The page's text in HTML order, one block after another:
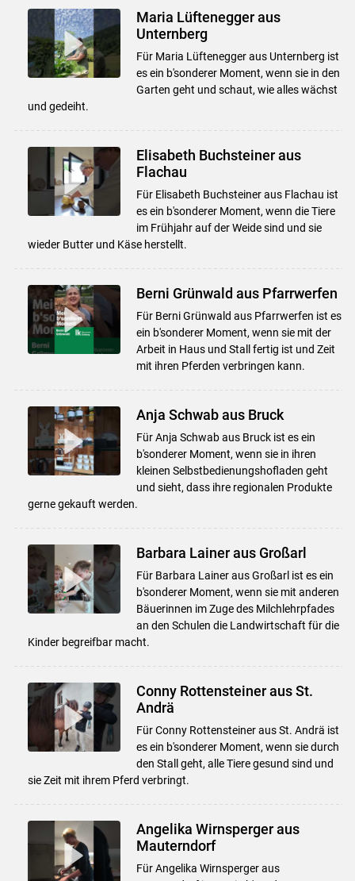
Maria Lüftenegger aus
Unternberg
Für Maria Lüftenegger aus Unternberg ist
es ein b'sonderer Moment, wenn sie in den
Garten geht und schaut, wie alles wächst
und gedeiht.
Elisabeth Buchsteiner aus
Flachau
Für Elisabeth Buchsteiner aus Flachau ist
es ein b'sonderer Moment, wenn die Tiere
im Frühjahr auf der Weide sind und sie
wieder Butter und Käse herstellt.
Berni Grünwald aus Pfarrwerfen
Für Berni Grünwald aus Pfarrwerfen ist es
ein b'sonderer Moment, wenn sie mit der
Arbeit in Haus und Stall fertig ist und Zeit
mit ihren Pferden verbringen kann.
Anja Schwab aus Bruck
Für Anja Schwab aus Bruck ist es ein
b'sonderer Moment, wenn sie in ihren
kleinen Selbstbedienungshofladen geht
und sieht, dass ihre regionalen Produkte
gerne gekauft werden.
Barbara Lainer aus Großarl
Für Barbara Lainer aus Großarl ist es ein
b'sonderer Moment, wenn sie mit anderen
Bäuerinnen im Zuge des Milchlehrpfades
an den Schulen die Landwirtschaft für die
Kinder begreifbar macht.
Conny Rottensteiner aus St.
Andrä
Für Conny Rottensteiner aus St. Andrä ist
es ein b'sonderer Moment, wenn sie durch
den Stall geht, alle Tiere gesund sind und
sie Zeit mit ihrem Pferd verbringt.
Angelika Wirnsperger aus
Mauterndorf
Für Angelika Wirnsperger aus